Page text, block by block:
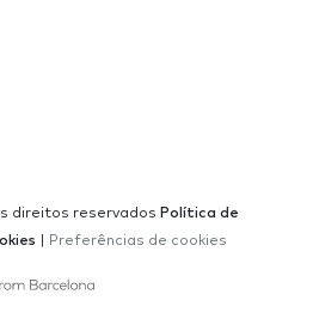
direitos reservados Política de
Preferências de cookies